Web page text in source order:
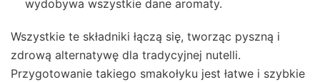
wydobywa wszystkie dane aromaty.
Wszystkie te składniki łączą się, tworząc pyszną i
zdrową alternatywę dla tradycyjnej nutelli.
Przygotowanie takiego smakołyku jest łatwe i szybkie